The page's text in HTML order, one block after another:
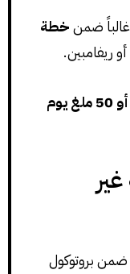
ضمنخطة
ريفامبين.
25–50 ملغ يومياً أو 50 ملغ يوم
ضمن بروتوكول